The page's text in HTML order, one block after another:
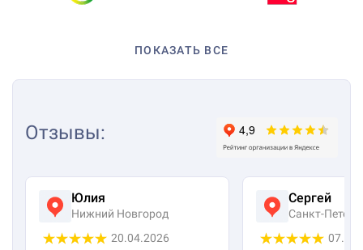
ПОКАЗАТЬ ВСЕ
Отзывы:
Юлия
Нижний Новгород
20.04.2026
Сергей
Санкт-